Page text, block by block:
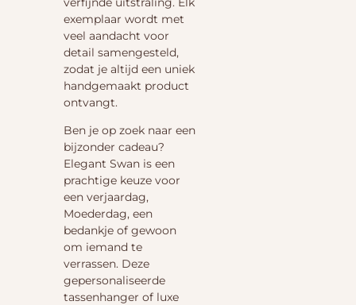
exemplaar wordt met
veel aandacht voor
detail samengesteld,
zodat je altijd een uniek
handgemaakt product
ontvangt.
Ben je op zoek naar een
bijzonder cadeau?
Elegant Swan is een
prachtige keuze voor
een verjaardag,
Moederdag, een
bedankje of gewoon
om iemand te
verrassen. Deze
gepersonaliseerde
tassenhanger of luxe